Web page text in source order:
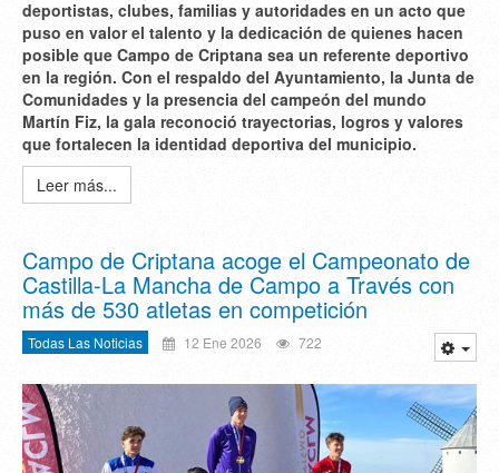
deportistas, clubes, familias y autoridades en un acto que
puso en valor el talento y la dedicación de quienes hacen
posible que Campo de Criptana sea un referente deportivo
en la región. Con el respaldo del Ayuntamiento, la Junta de
Comunidades y la presencia del campeón del mundo
Martín Fiz, la gala reconoció trayectorias, logros y valores
que fortalecen la identidad deportiva del municipio.
Leer más...
Campo de Criptana acoge el Campeonato de
Castilla-La Mancha de Campo a Través con
más de 530 atletas en competición
Todas Las Noticias 12 Ene 2026 722